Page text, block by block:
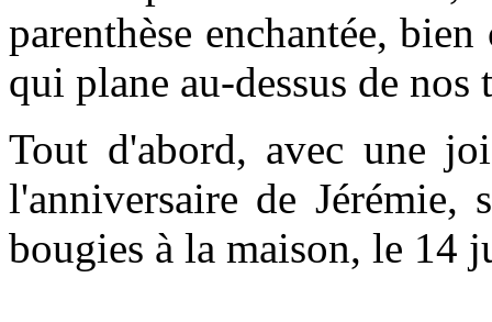
parenthèse enchantée,
qui plane au-dessus de nos
Tout d'abord, avec une
l'anniversaire de
bougies à la maison, le 14